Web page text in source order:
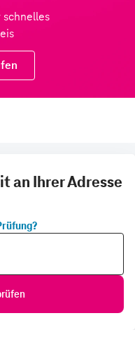
schnelles
an Ihrer Adresse